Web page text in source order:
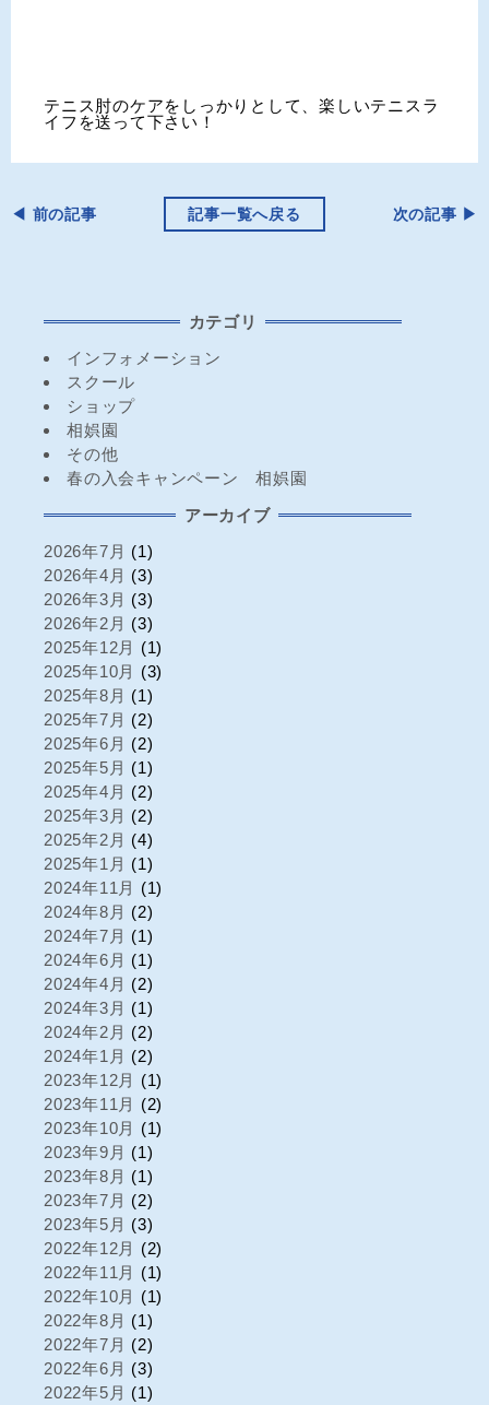
テニス肘のケアをしっかりとして、楽しいテニスラ
イフを送って下さい！
◀︎ 前の記事 記事一覧へ戻る 次の記事 ▶︎
カテゴリ
インフォメーション
スクール
ショップ
相娯園
その他
春の入会キャンペーン 相娯園
アーカイブ
2026年7月 (1)
2026年4月 (3)
2026年3月 (3)
2026年2月 (3)
2025年12月 (1)
2025年10月 (3)
2025年8月 (1)
2025年7月 (2)
2025年6月 (2)
2025年5月 (1)
2025年4月 (2)
2025年3月 (2)
2025年2月 (4)
2025年1月 (1)
2024年11月 (1)
2024年8月 (2)
2024年7月 (1)
2024年6月 (1)
2024年4月 (2)
2024年3月 (1)
2024年2月 (2)
2024年1月 (2)
2023年12月 (1)
2023年11月 (2)
2023年10月 (1)
2023年9月 (1)
2023年8月 (1)
2023年7月 (2)
2023年5月 (3)
2022年12月 (2)
2022年11月 (1)
2022年10月 (1)
2022年8月 (1)
2022年7月 (2)
2022年6月 (3)
2022年5月 (1)